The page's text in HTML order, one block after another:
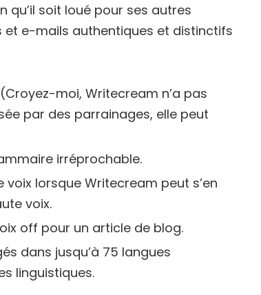
qu’il soit loué pour ses autres
e-mails authentiques et distinctifs
moi, Writecream n’a pas
par des parrainages, elle peut
irréprochable.
voix lorsque Writecream peut s’en
voix.
off pour un article de blog.
dans jusqu’à 75 langues
linguistiques.